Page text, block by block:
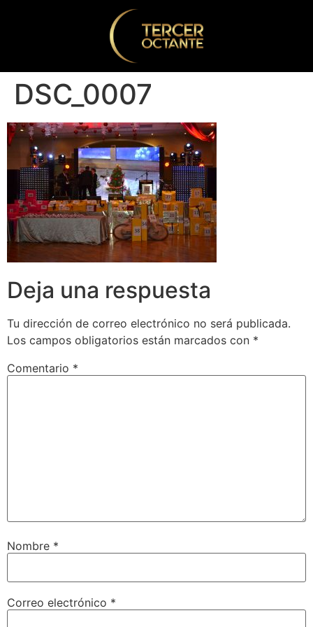
DSC_0007
Deja una respuesta
Tu dirección de correo electrónico no será publicada.
Los campos obligatorios están marcados con *
Comentario *
Nombre *
Correo electrónico *